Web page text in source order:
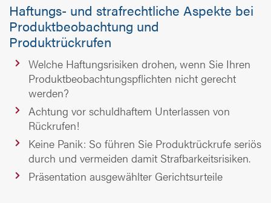
Haftungs- und strafrechtliche Aspekte bei
Produktbeobachtung und
Produktrückrufen
Welche Haftungsrisiken drohen, wenn Sie Ihren
Produktbeobachtungspflichten nicht gerecht
werden?
Achtung vor schuldhaftem Unterlassen von
Rückrufen!
Keine Panik: So führen Sie Produktrückrufe seriös
durch und vermeiden damit Strafbarkeitsrisiken.
Präsentation ausgewählter Gerichtsurteile